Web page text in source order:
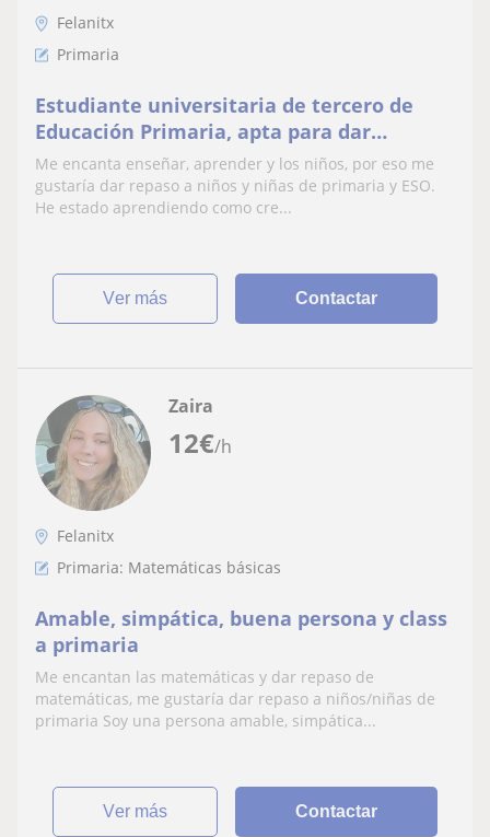
Felanitx
Primaria
Estudiante universitaria de tercero de
Educación Primaria, apta para dar
refuerzo de cualquier asignatura de ese
periodo en Mallorca
Me encanta enseñar, aprender y los niños, por eso me
gustaría dar repaso a niños y niñas de primaria y ESO.
He estado aprendiendo como cre...
ver más Contactar
12€/h
Zaira
Felanitx
Primaria: Matemáticas básicas
Amable, simpática, buena persona y class
a primaria
Me encantan las matemáticas y dar repaso de
matemáticas, me gustaría dar repaso a niños/niñas de
primaria Soy una persona amable, simpática...
ver más Contactar